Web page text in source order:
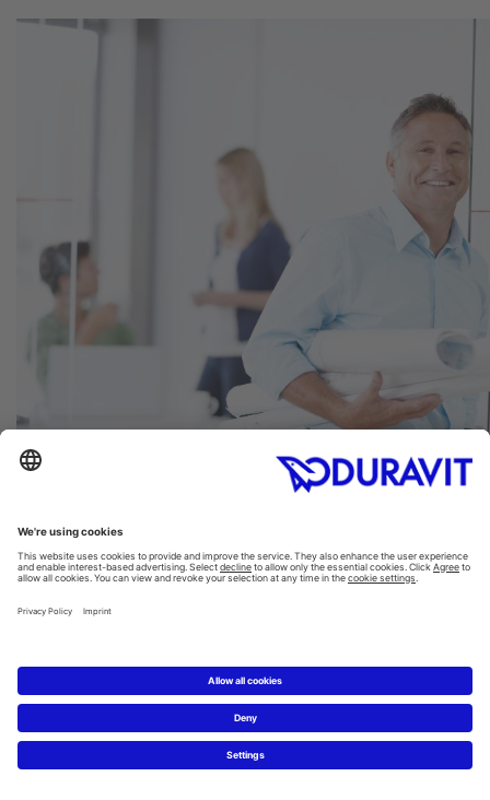
PRO.DURAVIT.DE
Das Profi Portal
genau richtig: Auf unserem Profiportal pro.duravit für
Planer, Architekten, Handwerker und Installateure
finden Sie weitere Informationen zu unseren
Produkten, Designern, Badthemen und zum
Unternehmen.